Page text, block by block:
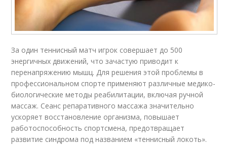
За один теннисный матч игрок совершает до 500
энергичных движений, что зачастую приводит к
перенапряжению мышц. Для решения этой проблемы в
профессиональном спорте применяют различные медико-
биологические методы реабилитации, включая ручной
массаж. Сеанс репаративного массажа значительно
ускоряет восстановление организма, повышает
работоспособность спортсмена, предотвращает
развитие синдрома под названием «теннисный локоть».